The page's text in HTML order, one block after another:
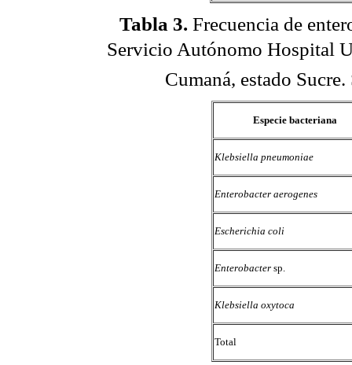
Tabla 3. Frecuencia de
Servicio Autónomo Hospital
Cumaná, estado
Especie bacteriana
Klebsiella pneumoniae
Enterobacter aerogenes
Escherichia coli
Enterobacter sp.
Klebsiella oxytoca
Total